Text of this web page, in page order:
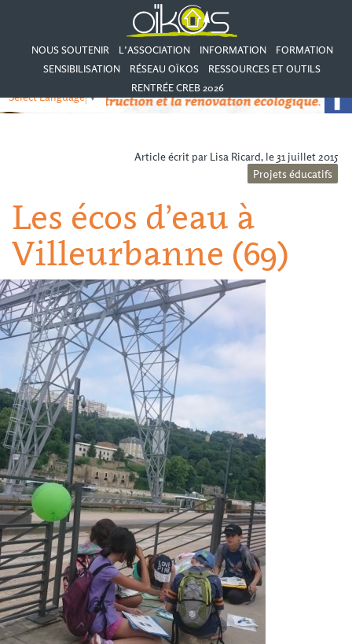
NOUS SOUTENIR L’ASSOCIATION INFORMATION
FORMATION
SENSIBILISATION
RÉSEAU OÏKOS
RESSOURCES ET OUTILS
RENTRÉE CREB 2026
Select Language▼
Article écrit par Lisa Ricard, le 31 juillet 2015
Projets éducatifs
Les écos d’eau à
Villeurbanne (69)